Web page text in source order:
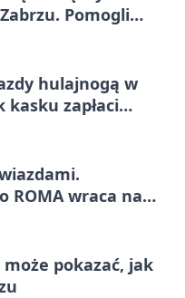
Pomogli
hulajnogą w
kasku zapłaci
ROMA wraca na
pokazać, jak